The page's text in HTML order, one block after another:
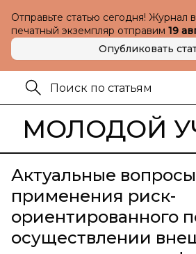
Отправьте статью сегодня! Журнал
печатный экземпляр отправим 19
Опубликовать
МОЛОДОЙ
Актуальные вопросы
применения риск-
ориентированного
осуществлении